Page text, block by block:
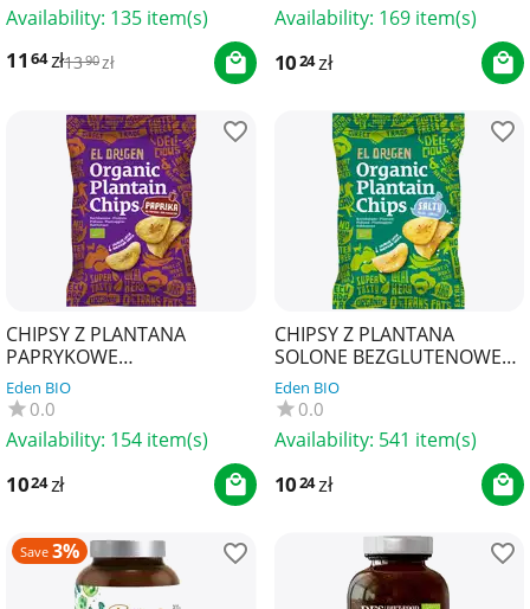
Availability: 135 item(s)
11 64zł1390 zł
Availability: 169 item(s)
1024zł
CHIPSY Z PLANTANA
PAPRYKOWE
BEZGLUTENOWE BIO 80 g -
EL ORIGEN
Eden BIO
0.0
Availability: 154 item(s)
1024zł
CHIPSY Z PLANTANA
SOLONE BEZGLUTENOWE
BIO 80 g - EL ORIGEN
Eden BIO
0.0
Availability: 541 item(s)
1024zł
Save 3%